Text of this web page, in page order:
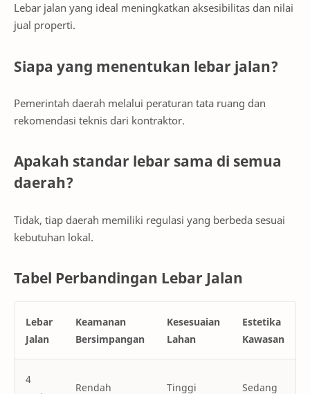
Lebar jalan yang ideal meningkatkan aksesibilitas dan nilai
jual properti.
Siapa yang menentukan lebar jalan?
Pemerintah daerah melalui peraturan tata ruang dan
rekomendasi teknis dari kontraktor.
Apakah standar lebar sama di semua
daerah?
Tidak, tiap daerah memiliki regulasi yang berbeda sesuai
kebutuhan lokal.
Tabel Perbandingan Lebar Jalan
Lebar
Jalan
Keamanan
Bersimpangan
Kesesuaian
Lahan
Estetika
Kawasan
4
Rendah Tinggi Sedang